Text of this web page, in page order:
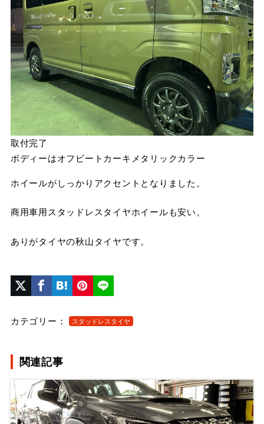
取付完了
ボディーはオフビートカーキメタリックカラー
ホイールがしっかりアクセントとなりました。
商用車用スタッドレスタイヤホイールも安い。
ありがタイヤの秋山タイヤです。
カテゴリー： スタッドレスタイヤ
関連記事